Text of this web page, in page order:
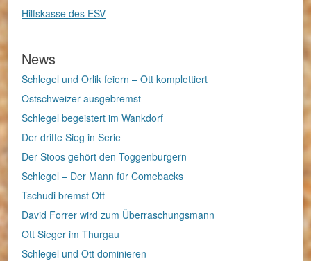
Hilfskasse des ESV
News
Schlegel und Orlik feiern – Ott komplettiert
Ostschweizer ausgebremst
Schlegel begeistert im Wankdorf
Der dritte Sieg in Serie
Der Stoos gehört den Toggenburgern
Schlegel – Der Mann für Comebacks
Tschudi bremst Ott
David Forrer wird zum Überraschungsmann
Ott Sieger im Thurgau
Schlegel und Ott dominieren